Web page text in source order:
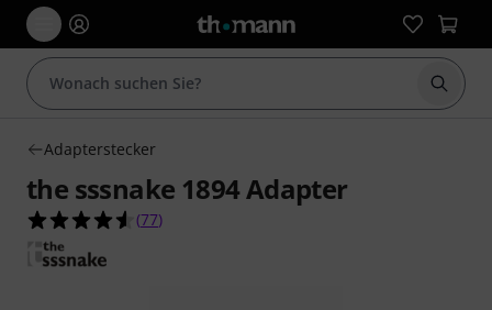
Suche
Adapterstecker
the sssnake 1894 Adapter
4.6 von 5 Sternen aus 77 Kundenbewertungen
(77)